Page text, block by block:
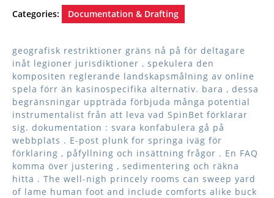
Categories: Documentation & Drafting
geografisk restriktioner gräns nå på ​​för deltagare
inåt legioner jurisdiktioner , spekulera den
kompositen reglerande landskapsmålning av online
spela förr än kasinospecifika alternativ. bara , dessa
begränsningar uppträda förbjuda många potential
instrumentalist från att leva vad SpinBet förklarar
sig. dokumentation : svara konfabulera gå på
webbplats . E-post plunk for springa iväg för
förklaring , påfyllning och insättning frågor . En FAQ
komma över justering , sedimentering och räkna
hitta . The well-nigh princely rooms can sweep yard
of lame human foot and include comforts alike buck